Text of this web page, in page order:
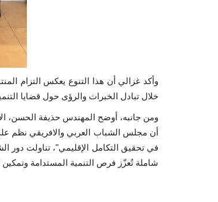
وأكد غزالي أن هذا التنوع يعكس التزام
خلال تبادل الخبرات والرؤى حول قضايا
ومن جانبه، أوضح المهندس حذيفة الحسن،
أن مجلس الشباب العربي والافريقي نظم
في تحقيق التكامل الإقليمي"، تناولت دور
شاملة تُعزّز فرص التنمية المستدامة وتمكين